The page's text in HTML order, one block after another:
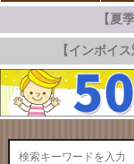
春
夏
秋
冬
オー
【夏
【インボイ